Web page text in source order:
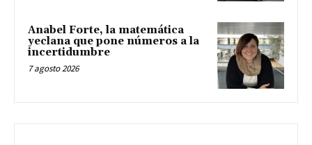
Anabel Forte, la matemática
yeclana que pone números a la
incertidumbre
7 agosto 2026